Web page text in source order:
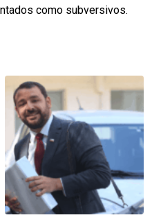
como subversivos.